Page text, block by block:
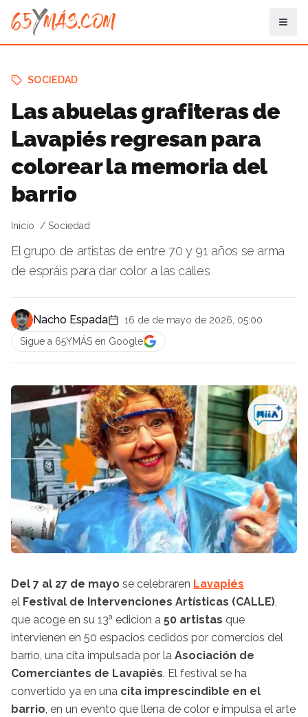
SOCIEDAD
Las abuelas grafiteras de
Lavapiés regresan para
colorear la memoria del
barrio
Inicio Sociedad
El grupo de artistas de entre 70 y 91 años se arma
de espráis para dar color a las calles
Nacho Espada
16 de de mayo de 2026, 05:00
Sigue a 65YMÁS en Google
Del 7 al 27 de mayo se celebraren Lavapiés
el Festival de Intervenciones Artísticas (CALLE),
que acoge en su 13a edicion a 50 artistas que
intervienen en 50 espacios cedidos por comercios del
barrio, una cita impulsada por la Asociación de
Comerciantes de Lavapiés. El festival se ha
convertido ya en una cita imprescindible en el
barrio, en un evento que llena de color e impulsa el arte